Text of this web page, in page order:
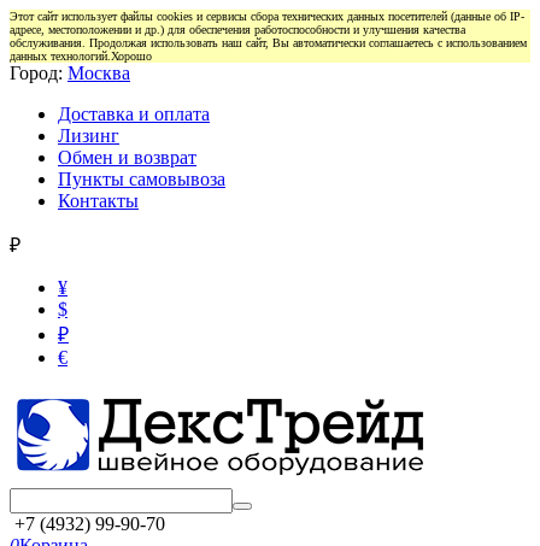
Этот сайт использует файлы cookies и сервисы сбора технических данных посетителей (данные об IP-
адресе, местоположении и др.) для обеспечения работоспособности и улучшения качества
обслуживания. Продолжая использовать наш сайт, Вы автоматически соглашаетесь с использованием
данных технологий. Хорошо
Город: Москва
Доставка и оплата
Лизинг
Обмен и возврат
Пункты самовывоза
Контакты
₽
¥
$
₽
€
+7 (4932) 99-90-70